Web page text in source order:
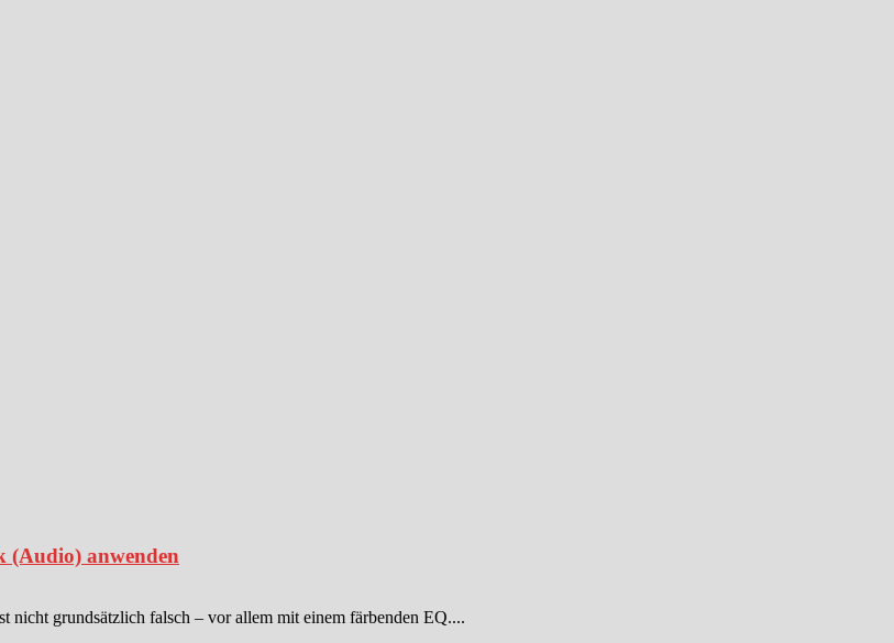
(Audio) anwenden
grundsätzlich falsch – vor allem mit einem färbenden EQ....